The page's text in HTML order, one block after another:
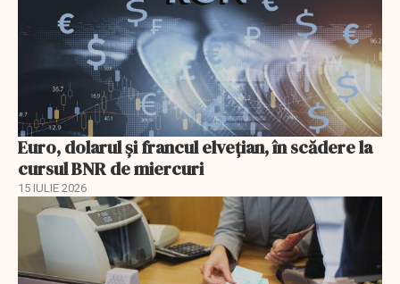
Euro, dolarul și francul elvețian, în scădere la
cursul BNR de miercuri
15 IULIE 2026